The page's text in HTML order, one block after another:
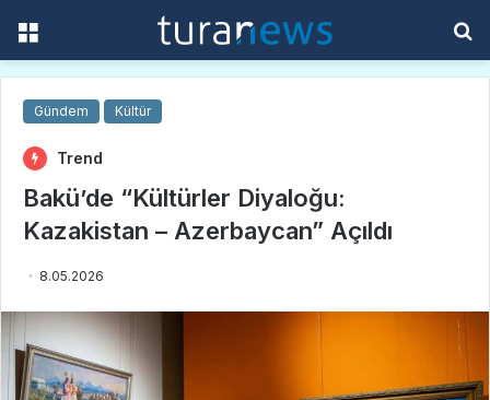
Gündem Kültür
Trend
Bakü’de “Kültürler Diyaloğu:
Kazakistan – Azerbaycan” Açıldı
8.05.2026